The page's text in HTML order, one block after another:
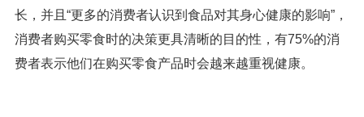
长，并且“更多的消费者认识到食品对其身心健康的影响”，
消费者购买零食时的决策更具清晰的目的性，有75%的消
费者表示他们在购买零食产品时会越来越重视健康。